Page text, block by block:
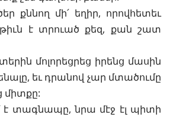
քննող մի՛ եղիր, որովհետեւ
է տրուած քեզ, քան շատ
մոլորեցրեց իրենց մասին
եւ դրանով չար մտածումը
միտքը:
է տագնապը, նրա մէջ էլ պիտի